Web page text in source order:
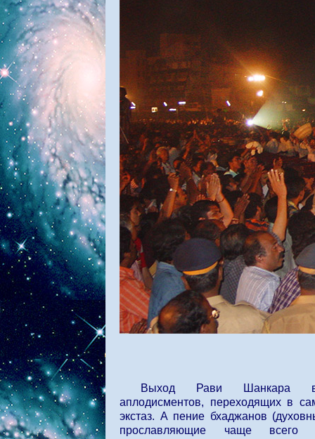
Выход Рави Шанкара
аплодисментов, переходящих в
экстаз. А пение бхаджанов
прославляющие чаще всего